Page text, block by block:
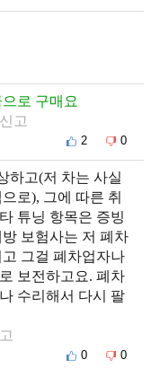
로 구매요
신고
2 0
하고(저 차는 사실
로), 그에 따른 취
튜닝 항목은 증빙
보험사는 저 폐차
그걸 폐차업자나
보전하고요. 폐차
수리해서 다시 팔
0 0